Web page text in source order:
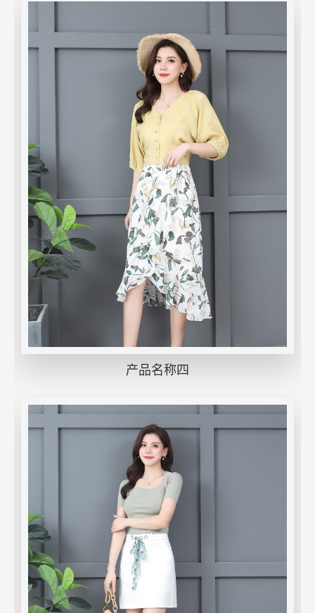
产品名称四